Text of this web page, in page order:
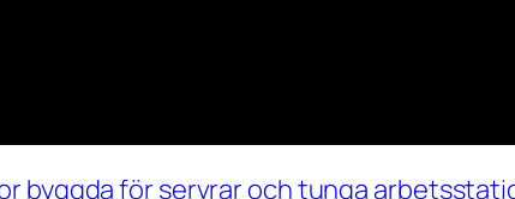
byggda för servrar och tunga